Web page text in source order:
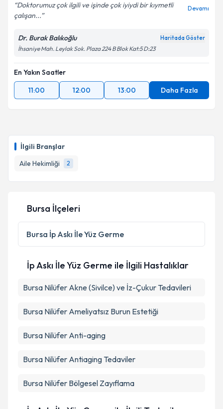
İlgili Branşlar
Aile Hekimliği
2
Doktorumuz çok ilgili ve işinde çok iyiydi bir kıymetli
çalışan...
Devamı
Dr. Burak Balıkoğlu Haritada Göster
İhsaniye Mah. Leylak Sok. Plaza 224 B Blok Kat:5 D:23
En Yakın Saatler
11:00
12:00 13:00 Daha Fazla
Bursa İlçeleri
Bursa İp Askı İle Yüz Germe
İp Askı İle Yüz Germe ile İlgili Hastalıklar
Bursa Nilüfer Akne (Sivilce) ve İz-Çukur Tedavileri
Bursa Nilüfer Ameliyatsız Burun Estetiği
Bursa Nilüfer Anti-aging
Bursa Nilüfer Antiaging Tedaviler
Bursa Nilüfer Bölgesel Zayıflama